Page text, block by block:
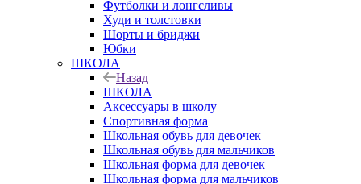
Футболки и лонгсливы
Худи и толстовки
Шорты и бриджи
Юбки
ШКОЛА
Назад
ШКОЛА
Аксессуары в школу
Спортивная форма
Школьная обувь для девочек
Школьная обувь для мальчиков
Школьная форма для девочек
Школьная форма для мальчиков